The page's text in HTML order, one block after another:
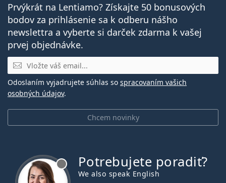
Prvýkrát na Lentiamo? Získajte 50 bonusových
bodov za prihlásenie sa k odberu nášho
newslettra a vyberte si darček zdarma k vašej
prvej objednávke.
E-mail
Chcem novinky
Odoslaním vyjadrujete súhlas so spracovaním vašich
osobných údajov.
Potrebujete poradiť?
We also speak English